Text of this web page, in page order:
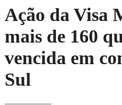
Ação da Visa
mais de 160
vencida em
Sul